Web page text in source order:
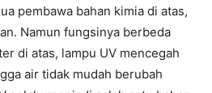
pembawa bahan kimia di atas,
Namun fungsinya berbeda
di atas, lampu UV mencegah
air tidak mudah berubah